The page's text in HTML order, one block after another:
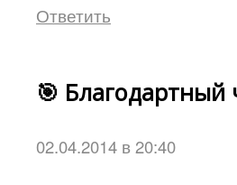
Ответить
🎯 Благодартный
02.04.2014 в 20:40